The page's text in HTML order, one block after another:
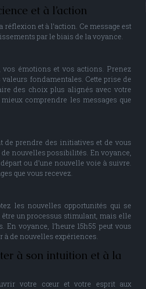
et à l’action
et à l’action. Ce message est
par le biais de la voyance.
vos émotions et vos actions. Prenez
fondamentales. Cette prise de
des choix plus alignés avec votre
comprendre les messages que
de prendre des initiatives et de vous
nouvelles possibilités. En voyance,
ou d’une nouvelle voie à suivre.
que vous recevez.
les nouvelles opportunités qui se
un processus stimulant, mais elle
voyance, l’heure 15h55 peut vous
à de nouvelles expériences.
à son intuition et à la
votre cœur et votre esprit aux